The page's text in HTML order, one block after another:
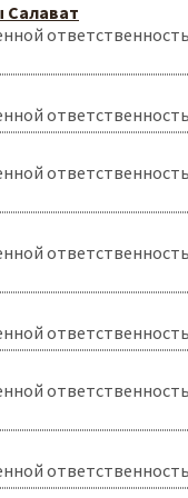
Салават